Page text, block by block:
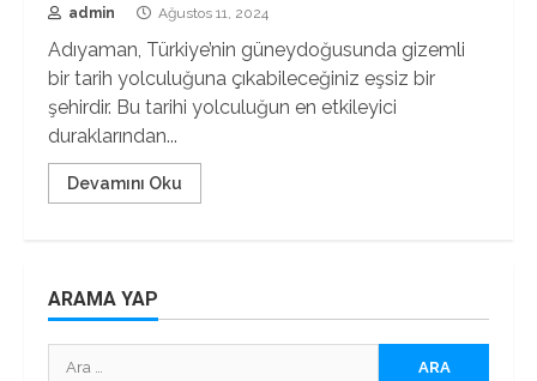
admin Ağustos 11, 2024
Adıyaman, Türkiye’nin güneydoğusunda gizemli
bir tarih yolculuğuna çıkabileceğiniz eşsiz bir
şehirdir. Bu tarihi yolculuğun en etkileyici
duraklarından...
Devamını Oku
ARAMA YAP
Arama: